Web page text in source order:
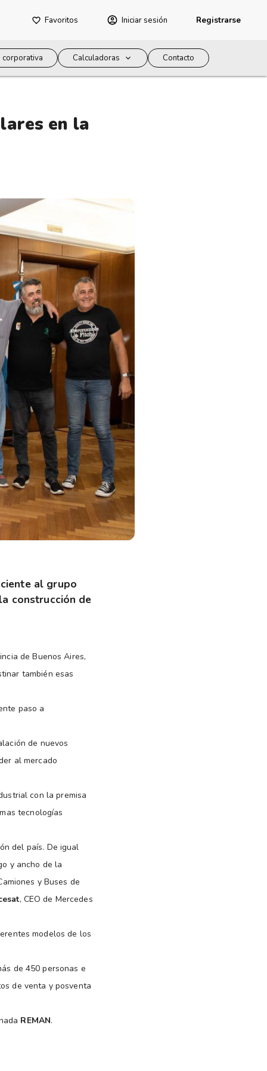
Favoritos Iniciar sesión Registrarse
corporativa Calculadoras Contacto
en la
al grupo
construcción de
de Buenos Aires,
también esas
paso a
de nuevos
al mercado
con la premisa
tecnologías
del país. De igual
y ancho de la
y Buses de
, CEO de Mercedes
modelos de los
de 450 personas e
de venta y posventa
REMAN.